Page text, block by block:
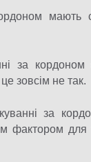
мають
за кордоном
зовсім не так.
за
фактором